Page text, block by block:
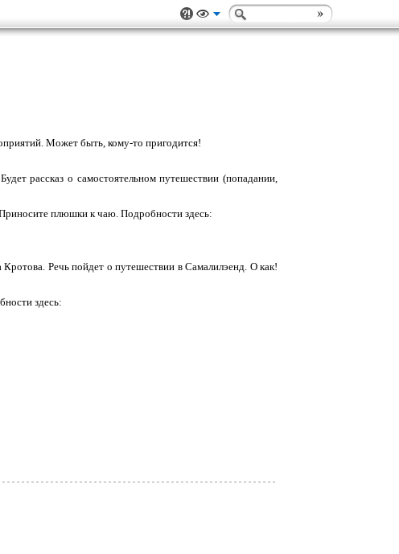
Может быть, кому-то пригодится!
рассказ о самостоятельном путешествии (попадании,
плюшки к чаю. Подробности здесь:
Речь пойдет о путешествии в Самалилэенд. О как!
здесь: